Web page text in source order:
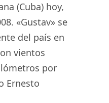
(Cuba) hoy,
«Gustav» se
del país en
vientos
por
Ernesto